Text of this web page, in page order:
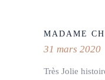
MADAME
31 mars 2020
Très Jolie